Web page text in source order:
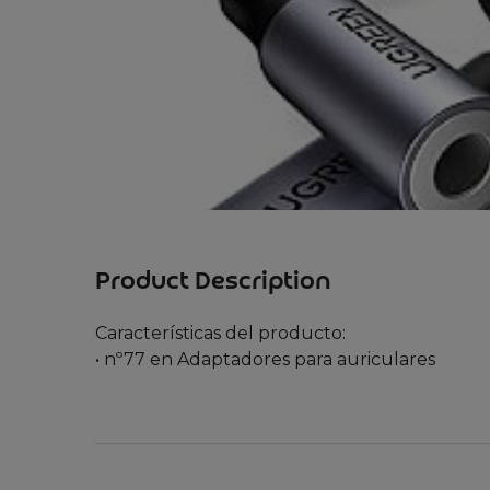
Product Description
Características del producto:
• nº77 en Adaptadores para auriculares